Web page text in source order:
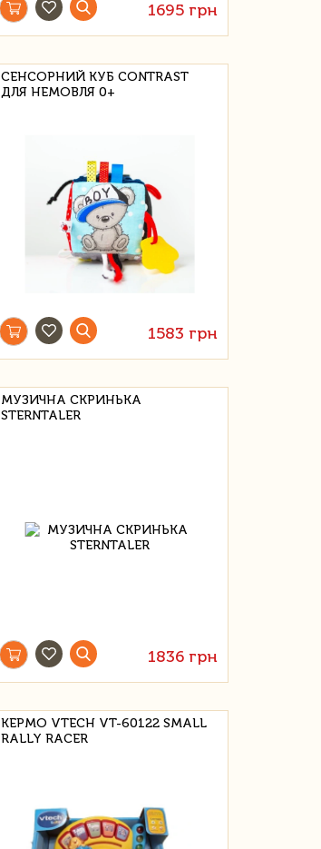
1695 грн
СЕНСОРНИЙ КУБ CONTRAST
ДЛЯ НЕМОВЛЯ 0+
1583 грн
МУЗИЧНА СКРИНЬКА
STERNTALER
1836 грн
КЕРМО VTECH VT-60122 SMALL
RALLY RACER